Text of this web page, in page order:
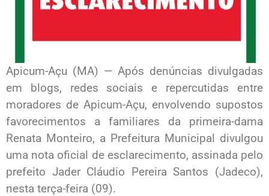
Apicum-Açu (MA) — Após denúncias divulgadas
em blogs, redes sociais e repercutidas entre
moradores de Apicum-Açu, envolvendo supostos
favorecimentos a familiares da primeira-dama
Renata Monteiro, a Prefeitura Municipal divulgou
uma nota oficial de esclarecimento, assinada pelo
prefeito Jader Cláudio Pereira Santos (Jadeco),
nesta terça-feira (09).